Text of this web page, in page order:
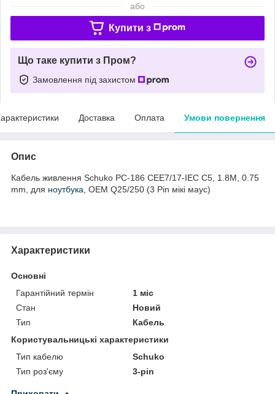
або
Купити з
Що таке купити з Пром?
Замовлення під захистом
Доставка Оплата Умови повернення
Опис
Кабель живлення Schuko PC-186 CEE7/17-IEC C5, 1.8M, 0.75
mm, для ноутбука , OEM Q25/250 (3 Pin мікі маус)
Характеристики
Основні
Гарантійний термін
1 міс
Стан
Новий
Тип
Кабель
Користувальницькі характеристики
Тип кабелю
Schuko
Тип роз'єму
3-pin